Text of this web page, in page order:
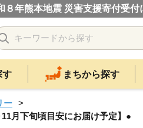
８年熊本地震 災害支援寄付受付
す まちから探す
ー
月下旬頃目安にお届け予定】●